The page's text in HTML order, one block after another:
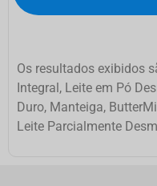
Os resultados exibidos
Integral, Leite em Pó
Duro, Manteiga,
Leite Parcialmente